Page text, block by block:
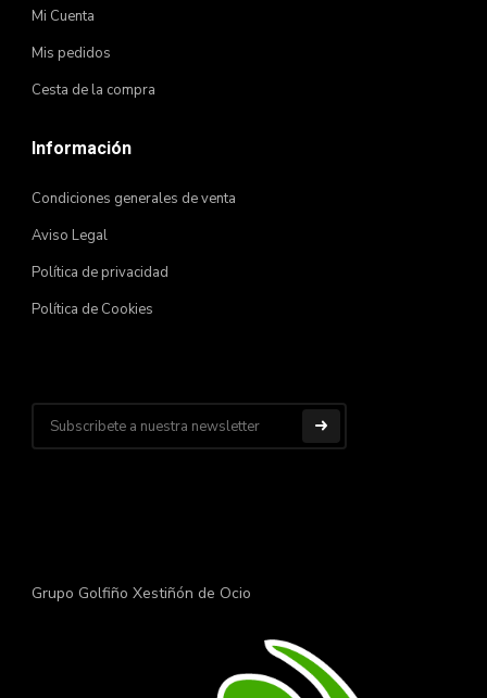
Mi Cuenta
Mis pedidos
Cesta de la compra
Información
Condiciones generales de venta
Aviso Legal
Política de privacidad
Política de Cookies
Grupo Golfiño Xestiñón de Ocio